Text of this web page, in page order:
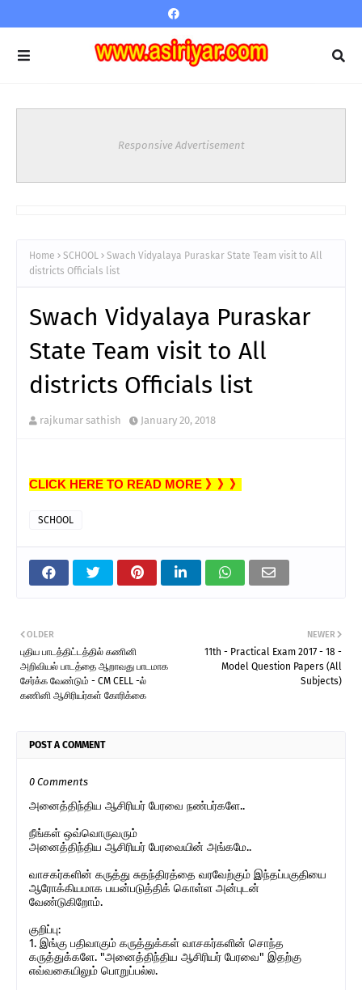
Responsive Advertisement
Home SCHOOL
Swach Vidyalaya Puraskar State Team visit to All
districts Officials list
Swach Vidyalaya Puraskar
State Team visit to All
districts Officials list
rajkumar sathish January 20, 2018
CLICK HERE TO READ MORE 》》》
SCHOOL
NEWER
11th - Practical Exam 2017 - 18 -
Model Question Papers (All
Subjects)
OLDER
புதிய பாடத்திட்டத்தில் கணினி
அறிவியல் பாடத்தை ஆறாவது பாடமாக
சேர்க்க வேண்டும் - CM CELL -ல்
கணினி ஆசிரியர்கள் கோரிக்கை
POST A COMMENT
0 Comments
அனைத்திந்திய ஆசிரியர் பேரவை நண்பர்களே..
நீங்கள் ஒவ்வொருவரும்
அனைத்திந்திய ஆசிரியர் பேரவையின் அங்கமே..
வாசகர்களின் கருத்து சுதந்திரத்தை வரவேற்கும் இந்தப்பகுதியை
ஆரோக்கியமாக பயன்படுத்திக் கொள்ள அன்புடன்
வேண்டுகிறோம்.
குறிப்பு:
1. இங்கு பதிவாகும் கருத்துக்கள் வாசகர்களின் சொந்த
கருத்துக்களே. "அனைத்திந்திய ஆசிரியர் பேரவை" இதற்கு
எவ்வகையிலும் பொறுப்பல்ல.